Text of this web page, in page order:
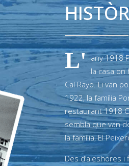
L' any 1918
la casa
Cal Rayo. Li van
1922, la família
restaurant 1918
sembla que van
la família, El
Des d’aleshores i